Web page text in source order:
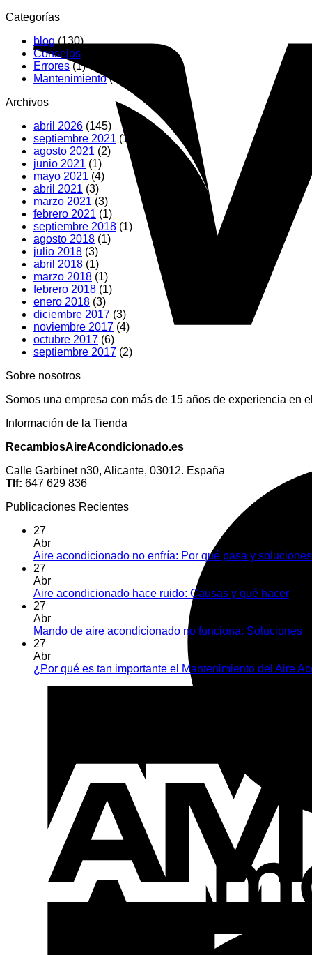
Categorías
blog(130)
Consejos
Errores(1)
Mantenimiento(75)
Archivos
abril 2026 (145)
septiembre 2021 (1)
agosto 2021 (2)
junio 2021 (1)
mayo 2021 (4)
abril 2021 (3)
marzo 2021 (3)
febrero 2021 (1)
septiembre 2018 (1)
agosto 2018 (1)
julio 2018 (3)
abril 2018 (1)
marzo 2018 (1)
febrero 2018 (1)
enero 2018 (3)
diciembre 2017 (3)
noviembre 2017 (4)
octubre 2017 (6)
septiembre 2017 (2)
Sobre nosotros
Somos una empresa con más de 15 años de experiencia en
Información de la Tienda
RecambiosAireAcondicionado.es
Calle Garbinet n30, Alicante, 03012. España
Tlf: 647 629 836
Publicaciones Recientes
27
Abr
Aire acondicionado no enfría: Por qué pasa y soluciones
27
Abr
Aire acondicionado hace ruido: Causas y qué hacer
27
Abr
Mando de aire acondicionado no funciona: Soluciones
27
Abr
¿Por qué es tan importante el Mantenimiento del Aire